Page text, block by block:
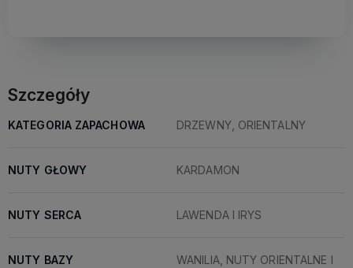
Szczegóły
KATEGORIA ZAPACHOWA DRZEWNY, ORIENTALNY
NUTY GŁOWY KARDAMON
NUTY SERCA LAWENDA I IRYS
NUTY BAZY
WANILIA, NUTY ORIENTALNE I